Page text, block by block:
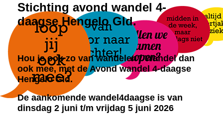
Stichting avond wandel 4-
daagse Hengelo Gld.
Hou je ook zo van wandelen? Wandel dan
ook mee, met de Avond wandel 4-daagse
Hengelo Gld.
De aankomende wandel4daagse is van
dinsdag 2 juni t/m vrijdag 5 juni 2026